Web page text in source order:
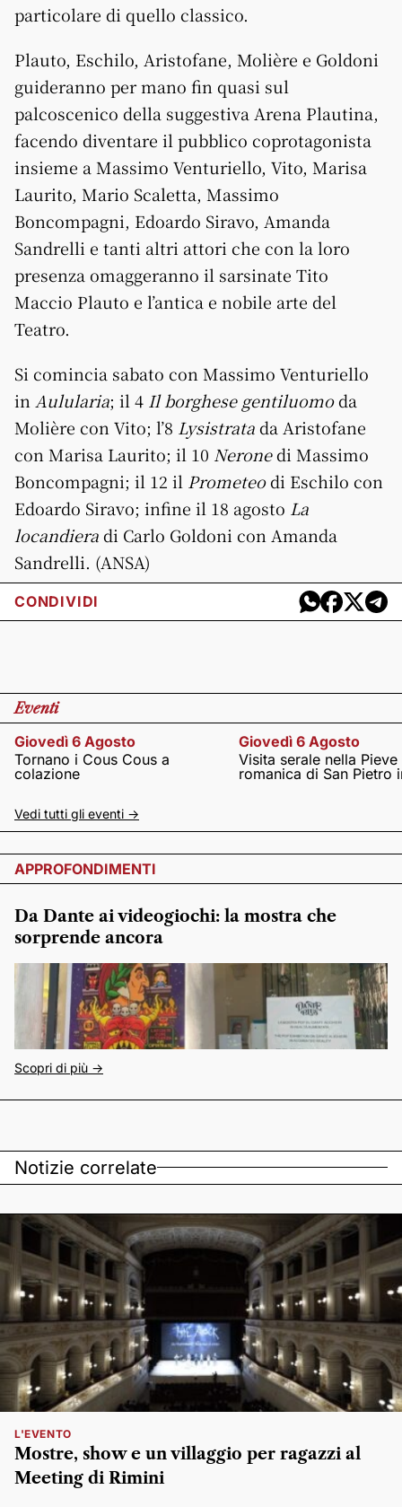
particolare di quello classico.
Plauto, Eschilo, Aristofane, Molière e Goldoni
guideranno per mano fin quasi sul
palcoscenico della suggestiva Arena Plautina,
facendo diventare il pubblico coprotagonista
insieme a Massimo Venturiello, Vito, Marisa
Laurito, Mario Scaletta, Massimo
Boncompagni, Edoardo Siravo, Amanda
Sandrelli e tanti altri attori che con la loro
presenza omaggeranno il sarsinate Tito
Maccio Plauto e l’antica e nobile arte del
Teatro.
Si comincia sabato con Massimo Venturiello
in Aulularia; il 4 Il borghese gentiluomoda
Molière con Vito; l’8 Lysistratada Aristofane
con Marisa Laurito; il 10 Neronedi Massimo
Boncompagni; il 12 il Prometeodi Eschilo con
Edoardo Siravo; infine il 18 agosto La
locandieradi Carlo Goldoni con Amanda
Sandrelli. (ANSA)
CONDIVIDI
Eventi
Giovedì 6 Agosto
Tornano i Cous Cous a
colazione
Giovedì 6 Agosto
Visita serale nella Pieve
romanica di San Pietro
Vedi tutti gli eventi ->
APPROFONDIMENTI
Da Dante ai videogiochi: la mostra che
sorprende ancora
Scopri di più ->
Notizie correlate
L'EVENTO
Mostre, show e un villaggio per ragazzi al
Meeting di Rimini